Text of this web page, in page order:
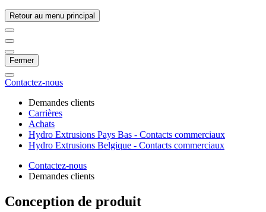
Retour au menu principal
Fermer
Contactez-nous
Demandes clients
Carrières
Achats
Hydro Extrusions Pays Bas - Contacts commerciaux
Hydro Extrusions Belgique - Contacts commerciaux
Contactez-nous
Demandes clients
Conception de produit